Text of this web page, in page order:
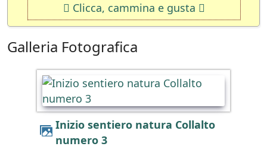
Clicca, cammina e gusta
Galleria Fotografica
Inizio sentiero natura Collalto
numero 3